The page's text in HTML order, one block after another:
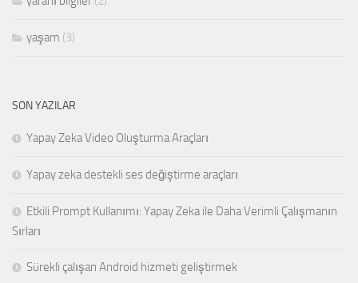
yaşam (3)
SON YAZILAR
Yapay Zeka Video Oluşturma Araçları
Yapay zeka destekli ses değiştirme araçları
Etkili Prompt Kullanımı: Yapay Zeka ile Daha Verimli Çalışmanın
Sırları
Sürekli çalışan Android hizmeti geliştirmek